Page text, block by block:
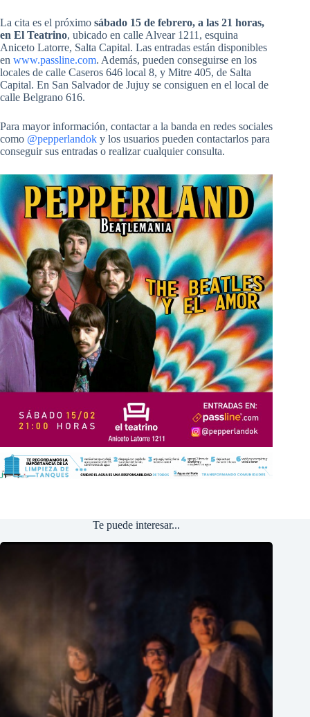
La cita es el próximo sábado 15 de febrero, a las 21 horas,
en El Teatrino, ubicado en calle Alvear 1211, esquina
Aniceto Latorre, Salta Capital. Las entradas están disponibles
en www.passline.com. Además, pueden conseguirse en los
locales de calle Caseros 646 local 8, y Mitre 405, de Salta
Capital. En San Salvador de Jujuy se consiguen en el local de
calle Belgrano 616.
Para mayor información, contactar a la banda en redes sociales
como @pepperlandok y los usuarios pueden contactarlos para
conseguir sus entradas o realizar cualquier consulta.
Te puede interesar...